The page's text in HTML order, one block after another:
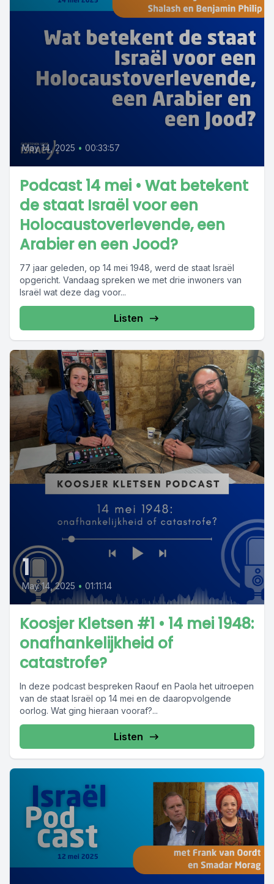
May 14, 2025 • 00:33:57
Podcast 14 mei • Wat betekent
de staat Israël voor een
Holocaustoverlevende, een
Arabier en een Jood?
77 jaar geleden, op 14 mei 1948, werd de staat Israël
opgericht. Vandaag spreken we met drie inwoners van
Israël wat deze dag voor...
Listen
1
May 14, 2025 • 01:11:14
Koosjer Kletsen #1 • 14 mei 1948:
onafhankelijkheid of
catastrofe?
In deze podcast bespreken Raouf en Paola het uitroepen
van de staat Israël op 14 mei en de daaropvolgende
oorlog. Wat ging hieraan vooraf?...
Listen